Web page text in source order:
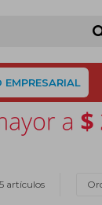
EMPRESARIAL
artículos